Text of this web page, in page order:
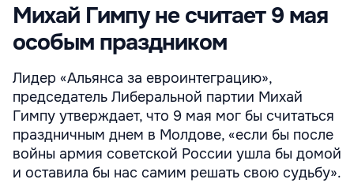
Михай Гимпу не считает 9 мая
особым праздником
Лидер «Альянса за евроинтеграцию»,
председатель Либеральной партии Михай
Гимпу утверждает, что 9 мая мог бы считаться
праздничным днем в Молдове, «если бы после
войны армия советской России ушла бы домой
и оставила бы нас самим решать свою судьбу».